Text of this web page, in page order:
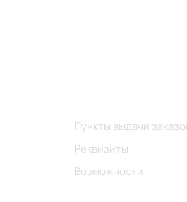
Пункты выдачи
Реквизиты
Возможности